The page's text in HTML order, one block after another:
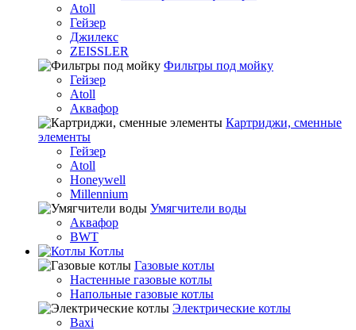
Atoll
Гейзер
Джилекс
ZEISSLER
Фильтры под мойку
Гейзер
Atoll
Аквафор
Картриджи, сменные
элементы
Гейзер
Atoll
Honeywell
Millennium
Умягчители воды
Аквафор
BWT
Котлы
Гaзовые котлы
Настенные газовые котлы
Напольные газовые котлы
Электрические котлы
Baxi